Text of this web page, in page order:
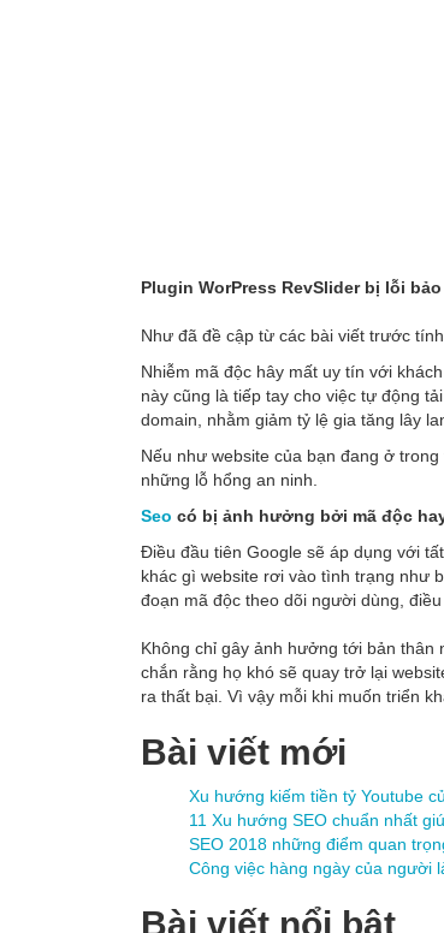
Plugin WorPress RevSlider bị lỗi
Như đã đề cập từ các bài viết trước
Nhiễm mã độc hây mất uy tín với
này cũng là tiếp tay cho việc tự động
domain, nhằm giảm tỷ lệ gia tăng lây
Nếu như website của bạn đang ở
những lỗ hổng an ninh.
Seo có bị ảnh hưởng bởi mã độc
Điều đầu tiên Google sẽ áp dụng với
khác gì website rơi vào tình trạng như
đoạn mã độc theo dõi người dùng,
Không chỉ gây ảnh hưởng tới bản
chắn rằng họ khó sẽ quay trở lại
ra thất bại. Vì vậy mỗi khi muốn triển
Bài viết mới
Xu hướng kiếm tiền tỷ Youtube
11 Xu hướng SEO chuẩn nhất
SEO 2018 những điểm quan
Công việc hàng ngày của người
Bài viết nổi bật